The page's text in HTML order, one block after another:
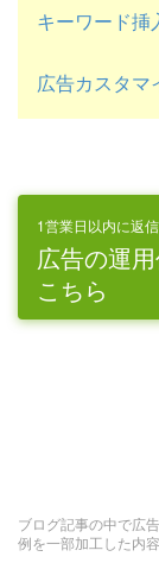
キーワード挿
広告カスタマ
1営業日以内に返
広告の運
こちら
ブログ記事の中で広
例を一部加工した内